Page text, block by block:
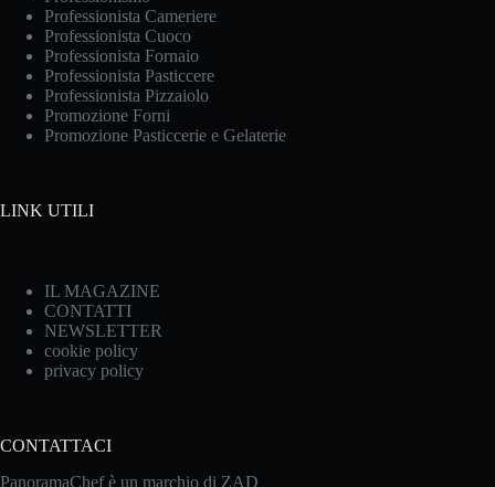
Professionista Cameriere
Professionista Cuoco
Professionista Fornaio
Professionista Pasticcere
Professionista Pizzaiolo
Promozione Forni
Promozione Pasticcerie e Gelaterie
LINK UTILI
IL MAGAZINE
CONTATTI
NEWSLETTER
cookie policy
privacy policy
CONTATTACI
PanoramaChef è un marchio di ZAD